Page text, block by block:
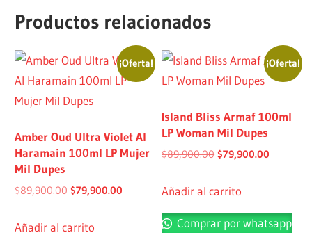
Productos relacionados
¡Oferta!
Amber Oud Ultra Violet Al
Haramain 100ml LP Mujer
Mil Dupes
$89,900.00 $79,900.00
Añadir al carrito
¡Oferta!
Island Bliss Armaf 100ml
LP Woman Mil Dupes
$89,900.00 $79,900.00
Añadir al carrito
Comprar por whatsapp